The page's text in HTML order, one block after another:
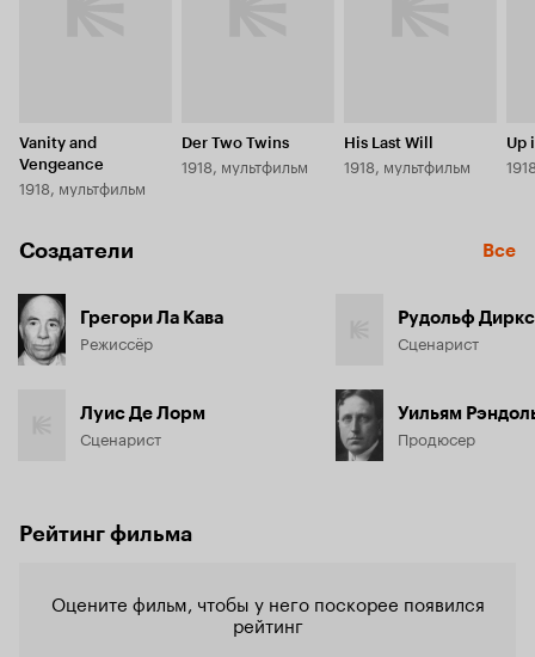
Vanity and
Vengeance
1918, мультфильм
Der Two Twins
1918, мультфильм
His Last Will
1918, мультфильм
Up
Создатели Все
Грегори Ла Кава
Режиссёр
Луис Де Лорм
Сценарист
Рудольф Диркс
Сценарист
Уильям
Продюсер
Рейтинг фильма
Оцените фильм, чтобы у него поскорее появился
рейтинг